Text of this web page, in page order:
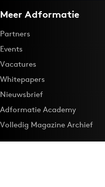
Meer Adformatie
Partners
Events
Vacatures
Whitepapers
Nieuwsbrief
Adformatie Academy
Volledig Magazine Archief